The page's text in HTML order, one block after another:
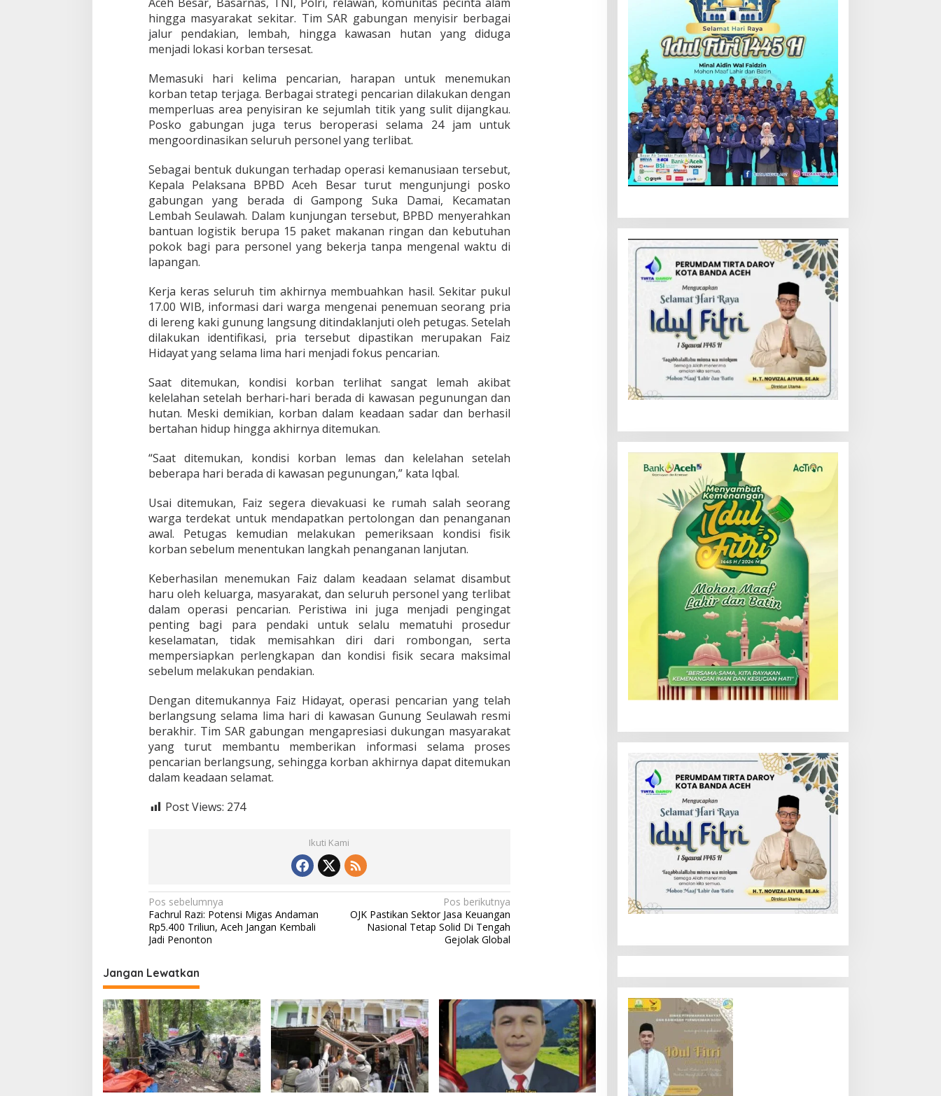
hingga masyarakat sekitar. Tim SAR gabungan menyisir berbagai
jalur pendakian, lembah, hingga kawasan hutan yang diduga
menjadi lokasi korban tersesat.
Memasuki hari kelima pencarian, harapan untuk menemukan
korban tetap terjaga. Berbagai strategi pencarian dilakukan dengan
memperluas area penyisiran ke sejumlah titik yang sulit dijangkau.
Posko gabungan juga terus beroperasi selama 24 jam untuk
mengoordinasikan seluruh personel yang terlibat.
Sebagai bentuk dukungan terhadap operasi kemanusiaan tersebut,
Kepala Pelaksana BPBD Aceh Besar turut mengunjungi posko
gabungan yang berada di Gampong Suka Damai, Kecamatan
Lembah Seulawah. Dalam kunjungan tersebut, BPBD menyerahkan
bantuan logistik berupa 15 paket makanan ringan dan kebutuhan
pokok bagi para personel yang bekerja tanpa mengenal waktu di
lapangan.
Kerja keras seluruh tim akhirnya membuahkan hasil. Sekitar pukul
17.00 WIB, informasi dari warga mengenai penemuan seorang pria
di lereng kaki gunung langsung ditindaklanjuti oleh petugas. Setelah
dilakukan identifikasi, pria tersebut dipastikan merupakan Faiz
Hidayat yang selama lima hari menjadi fokus pencarian.
Saat ditemukan, kondisi korban terlihat sangat lemah akibat
kelelahan setelah berhari-hari berada di kawasan pegunungan dan
hutan. Meski demikian, korban dalam keadaan sadar dan berhasil
bertahan hidup hingga akhirnya ditemukan.
“Saat ditemukan, kondisi korban lemas dan kelelahan setelah
beberapa hari berada di kawasan pegunungan,” kata Iqbal.
Usai ditemukan, Faiz segera dievakuasi ke rumah salah seorang
warga terdekat untuk mendapatkan pertolongan dan penanganan
awal. Petugas kemudian melakukan pemeriksaan kondisi fisik
korban sebelum menentukan langkah penanganan lanjutan.
Keberhasilan menemukan Faiz dalam keadaan selamat disambut
haru oleh keluarga, masyarakat, dan seluruh personel yang terlibat
dalam operasi pencarian. Peristiwa ini juga menjadi pengingat
penting bagi para pendaki untuk selalu mematuhi prosedur
keselamatan, tidak memisahkan diri dari rombongan, serta
mempersiapkan perlengkapan dan kondisi fisik secara maksimal
sebelum melakukan pendakian.
Dengan ditemukannya Faiz Hidayat, operasi pencarian yang telah
berlangsung selama lima hari di kawasan Gunung Seulawah resmi
berakhir. Tim SAR gabungan mengapresiasi dukungan masyarakat
yang turut membantu memberikan informasi selama proses
pencarian berlangsung, sehingga korban akhirnya dapat ditemukan
dalam keadaan selamat.
Post Views: 274
Ikuti Kami
N
a
v
i
g
a
s
i
p
o
Pos sebelumnya
Fachrul Razi: Potensi Migas Andaman
Rp5.400 Triliun, Aceh Jangan Kembali
Jadi Penonton
Pos berikutnya
OJK Pastikan Sektor Jasa Keuangan
Nasional Tetap Solid Di Tengah
Gejolak Global
Jangan Lewatkan